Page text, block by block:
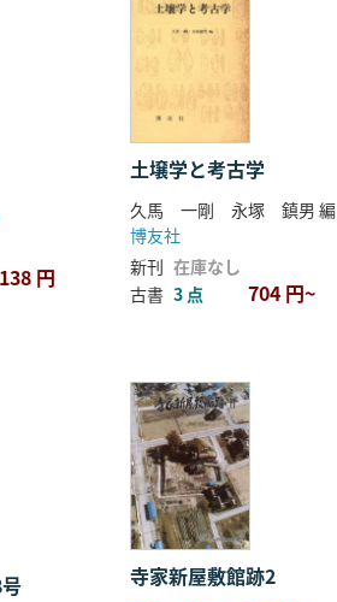
円
土壌学と考古学
久馬 一剛 永塚 鎮男 編
博友社
新刊 在庫なし
古書 3 点 704 円~
寺家新屋敷館跡2